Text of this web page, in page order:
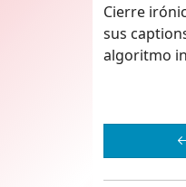
Cierre
sus
algoritmo